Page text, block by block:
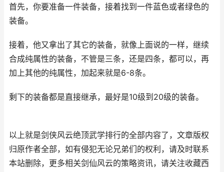
首先，你要准备一件装备，接着找到一件蓝色或者绿色的
装备。
接着，他又拿出了其它的装备，就像上面说的一样，继续
合成纯属性的装备，不管是三条，还是四条，都可以，再
加上其他的纯属性，加起来就是6-8条。
剩下的装备都是直接继承，最好是10级到20级的装备。
以上就是剑侠风云绝顶武学排行的全部内容了，文章版权
归原作者全部，如有侵犯无论兄弟们的权利，请及时联系
本站删除，更多相关剑仙风云的策略资讯，请关注收藏西